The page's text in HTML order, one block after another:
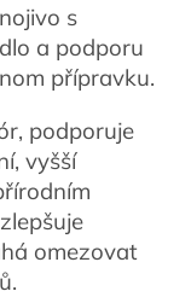
s
a podporu
přípravku.
podporuje
vyšší
omezovat